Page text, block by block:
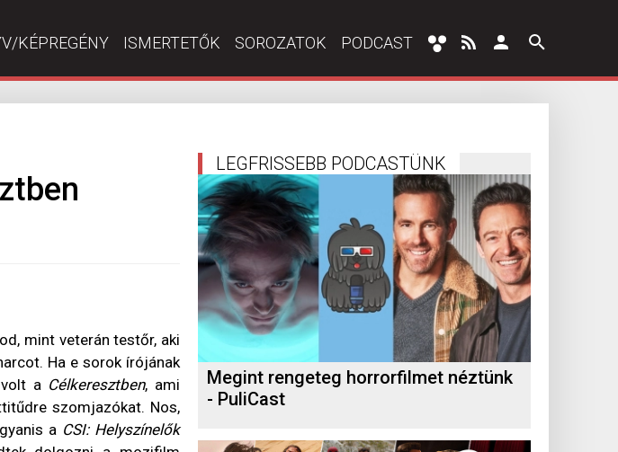
KÉPREGÉNY ISMERTETŐK SOROZATOK PODCAST
mint veterán testőr, aki
Ha e sorok írójának
a Célkeresztben, ami
szomjazókat. Nos,
a CSI: Helyszínelők
LEGFRISSEBB PODCASTÜNK
Megint rengeteg horrorfilmet néztünk
- PuliCast